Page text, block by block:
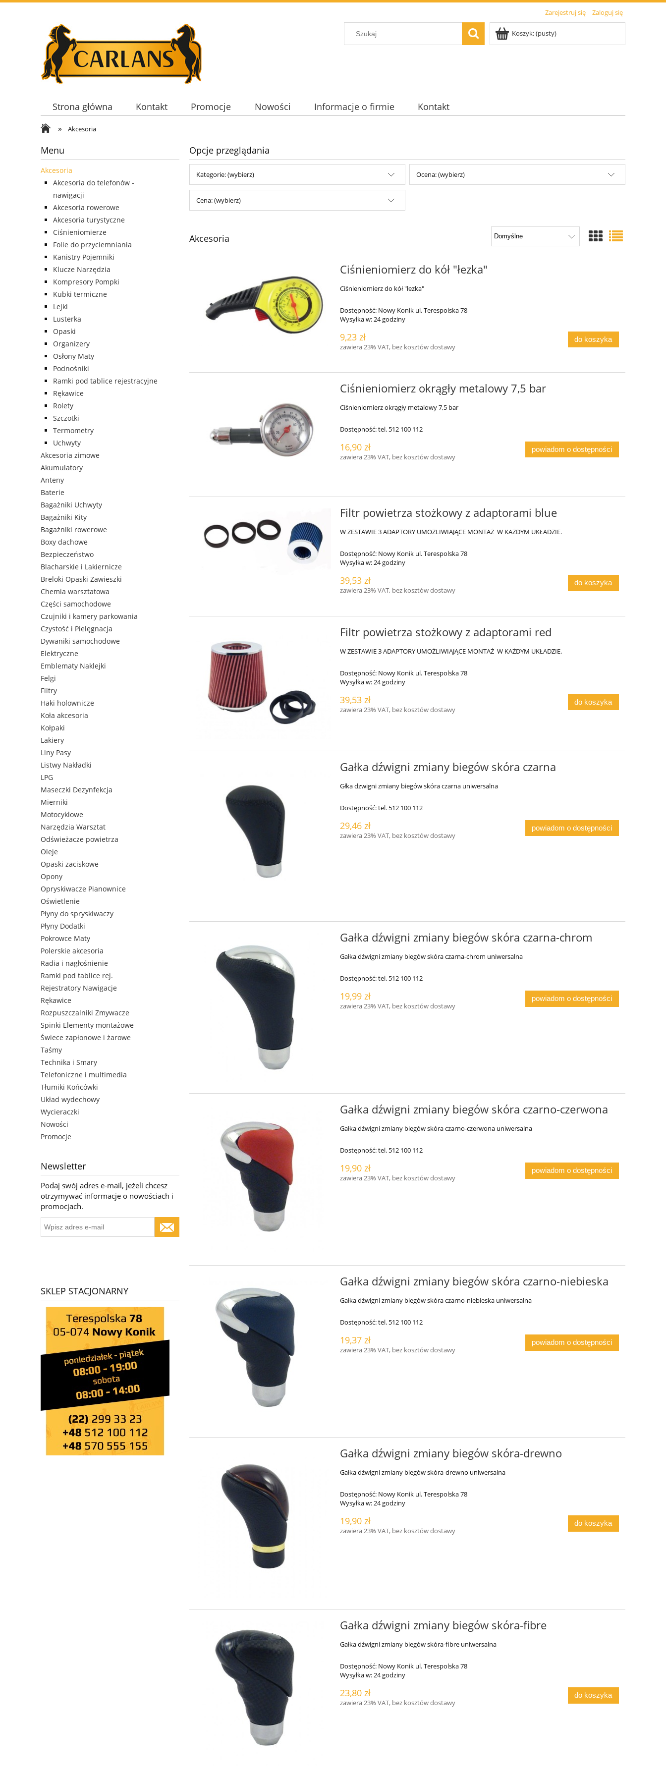
Zarejestruj się Zaloguj się
Koszyk:(pusty)
Strona główna Kontakt Promocje Nowości Informacje o firmie Kontakt
» Akcesoria
Menu
Akcesoria
Akcesoria do telefonów -
nawigacji
Akcesoria rowerowe
Akcesoria turystyczne
Ciśnieniomierze
Folie do przyciemniania
Kanistry Pojemniki
Klucze Narzędzia
Kompresory Pompki
Kubki termiczne
Lejki
Lusterka
Opaski
Organizery
Osłony Maty
Podnośniki
Ramki pod tablice rejestracyjne
Rękawice
Rolety
Szczotki
Termometry
Uchwyty
Akcesoria zimowe
Akumulatory
Anteny
Baterie
Bagażniki Uchwyty
Bagażniki Kity
Bagażniki rowerowe
Boxy dachowe
Bezpieczeństwo
Blacharskie i Lakiernicze
Breloki Opaski Zawieszki
Chemia warsztatowa
Części samochodowe
Czujniki i kamery parkowania
Czystość i Pielęgnacja
Dywaniki samochodowe
Elektryczne
Emblematy Naklejki
Felgi
Filtry
Haki holownicze
Koła akcesoria
Kołpaki
Lakiery
Liny Pasy
Listwy Nakładki
LPG
Maseczki Dezynfekcja
Mierniki
Motocyklowe
Narzędzia Warsztat
Odświeżacze powietrza
Oleje
Opaski zaciskowe
Opony
Opryskiwacze Pianownice
Oświetlenie
Płyny do spryskiwaczy
Płyny Dodatki
Pokrowce Maty
Polerskie akcesoria
Radia i nagłośnienie
Ramki pod tablice rej.
Rejestratory Nawigacje
Rękawice
Rozpuszczalniki Zmywacze
Spinki Elementy montażowe
Świece zapłonowe i żarowe
Taśmy
Technika i Smary
Telefoniczne i multimedia
Tłumiki Końcówki
Układ wydechowy
Wycieraczki
Nowości
Promocje
Newsletter
Podaj swój adres e-mail, jeżeli chcesz
otrzymywać informacje o nowościach i
promocjach.
SKLEP STACJONARNY
Opcje przeglądania
Kategorie: (wybierz) Ocena: (wybierz)
Cena: (wybierz)
Akcesoria
Ciśnieniomierz do kół "łezka"
Ciśnieniomierz do kół "łezka"
Dostępność: Nowy Konik ul. Terespolska 78
Wysyłka w: 24 godziny
9,23 zł
zawiera 23% VAT, bez kosztów dostawy
do koszyka
Ciśnieniomierz okrągły metalowy 7,5 bar
Ciśnieniomierz okrągły metalowy 7,5 bar
Dostępność:tel. 512 100 112
16,90 zł
zawiera 23% VAT, bez kosztów dostawy
powiadom o dostępności
Filtr powietrza stożkowy z adaptorami blue
W ZESTAWIE 3 ADAPTORY UMOŻLIWIAJĄCE MONTAŻ W KAŻDYM UKŁADZIE.
Dostępność: Nowy Konik ul. Terespolska 78
Wysyłka w:24 godziny
39,53 zł
zawiera 23% VAT, bez kosztów dostawy
do koszyka
Filtr powietrza stożkowy z adaptorami red
W ZESTAWIE 3 ADAPTORY UMOŻLIWIAJĄCE MONTAŻ W KAŻDYM UKŁADZIE.
Dostępność: Nowy Konik ul. Terespolska 78
Wysyłka w: 24 godziny
39,53 zł
zawiera 23% VAT, bez kosztów dostawy
do koszyka
Gałka dźwigni zmiany biegów skóra czarna
Głka dzwigni zmiany biegów skóra czarna uniwersalna
Dostępność:tel. 512 100 112
29,46 zł
zawiera 23% VAT, bez kosztów dostawy
powiadom o dostępności
Gałka dźwigni zmiany biegów skóra czarna-chrom
Gałka dźwigni zmiany biegów skóra czarna-chrom uniwersalna
Dostępność:tel. 512 100 112
19,99 zł
zawiera 23% VAT, bez kosztów dostawy
powiadom o dostępności
Gałka dźwigni zmiany biegów skóra czarno-czerwona
Gałka dźwigni zmiany biegów skóra czarno-czerwona uniwersalna
Dostępność:tel. 512 100 112
19,90 zł
zawiera 23% VAT, bez kosztów dostawy
powiadom o dostępności
Gałka dźwigni zmiany biegów skóra czarno-niebieska
Gałka dźwigni zmiany biegów skóra czarno-niebieska uniwersalna
Dostępność:tel. 512 100 112
19,37 zł
zawiera 23% VAT, bez kosztów dostawy
powiadom o dostępności
Gałka dźwigni zmiany biegów skóra-drewno
Gałka dźwigni zmiany biegów skóra-drewno uniwersalna
Dostępność: Nowy Konik ul. Terespolska 78
Wysyłka w:24 godziny
19,90 zł
zawiera 23% VAT, bez kosztów dostawy
do koszyka
Gałka dźwigni zmiany biegów skóra-fibre
Gałka dźwigni zmiany biegów skóra-fibre uniwersalna
Dostępność: Nowy Konik ul. Terespolska 78
Wysyłka w:24 godziny
23,80 zł
zawiera 23% VAT, bez kosztów dostawy
do koszyka